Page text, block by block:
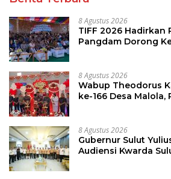
8 Agustus 2026
TIFF 2026 Hadirkan
Pangdam Dorong
8 Agustus 2026
Wabup Theodorus
ke-166 Desa Malola,
8 Agustus 2026
Gubernur Sulut
Audiensi Kwarda